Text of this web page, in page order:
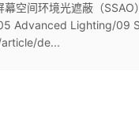
空间环境光遮蔽（
Advanced Lighting/09
de...